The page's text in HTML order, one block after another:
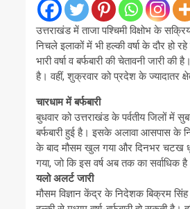
उत्तराखंड में ताजा पश्चिमी विक्षोभ के
निचले इलाकों में भी हल्की वर्षा के दौर
भारी वर्षा व बर्फबारी की चेतावनी जारी
है। वहीं, शुक्रवार को प्रदेश के ज्यादातर
चारधाम में बर्फबारी
बुधवार को उत्तराखंड के पर्वतीय जिलों में
बर्फबारी हुई है। इसके अलावा आसपास के
के बाद मौसम खुल गया और दिनभर चटख
गया, जो कि इस वर्ष अब तक का सर्वाधिक
यलो अलर्ट जारी
मौसम विज्ञान केंद्र के निदेशक बिक्रम